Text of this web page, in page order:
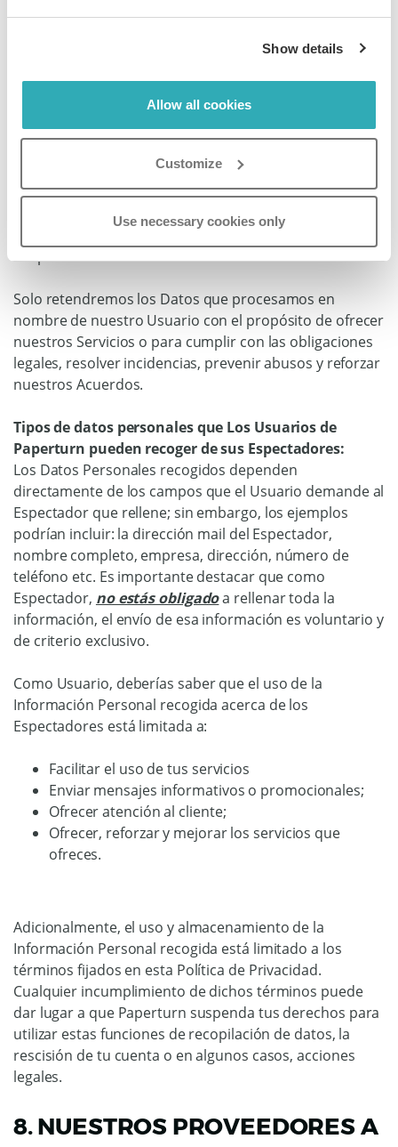
Show details
Allow all cookies
Customize
Use necessary cookies only
para recoger y procesar Datos sobre sus Espectadores,
así como asegurarse de la manera que se procesan
Si eres un Espectador que ha concedido Datos
Personales voluntariamente a uno de nuestros
acerca de tus datos personales (ve a la Sección 11
abajo), por favor contacta con el Usuario directamente.
Éste debería contactarnos, para así eliminar o
actualizar su información en un tiempo razonable
después de notificar al Usuario acerca de tu consulta.
Solo retendremos los Datos que procesamos en
nombre de nuestro Usuario con el propósito de ofrecer
nuestros Servicios o para cumplir con las obligaciones
legales, resolver incidencias, prevenir abusos y reforzar
nuestros Acuerdos.
Tipos de datos personales que Los Usuarios de
Paperturn pueden recoger de sus Espectadores:
Los Datos Personales recogidos dependen
directamente de los campos que el Usuario demande al
Espectador que rellene; sin embargo, los ejemplos
podrían incluir: la dirección mail del Espectador,
nombre completo, empresa, dirección, número de
teléfono etc. Es importante destacar que como
Espectador, no estás obligadoa rellenar toda la
información, el envío de esa información es voluntario y
de criterio exclusivo.
Como Usuario, deberías saber que el uso de la
Información Personal recogida acerca de los
Espectadores está limitada a:
Facilitar el uso de tus servicios
Enviar mensajes informativos o promocionales;
Ofrecer atención al cliente;
Ofrecer, reforzar y mejorar los servicios que
ofreces.
Adicionalmente, el uso y almacenamiento de la
Información Personal recogida está limitado a los
términos fijados en esta Política de Privacidad.
Cualquier incumplimiento de dichos términos puede
dar lugar a que Paperturn suspenda tus derechos para
utilizar estas funciones de recopilación de datos, la
rescisión de tu cuenta o en algunos casos, acciones
legales.
8. NUESTROS PROVEEDORES A